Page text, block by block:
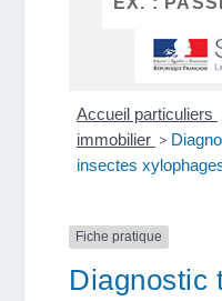
Accueil particuliers
immobilier >
insectes
Fiche pratique
Diagnostic